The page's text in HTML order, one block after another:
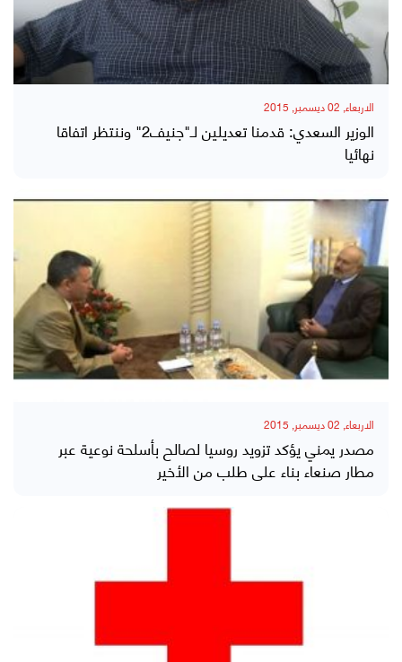
الاربعاء, 02 ديسمبر, 2015
الوزير السعدي: قدمنا تعديلين لـ"جنيف2" وننتظر اتفاقا
نهائيا
الاربعاء, 02 ديسمبر, 2015
مصدر يمني يؤكد تزويد روسيا لصالح بأسلحة نوعية عبر
مطار صنعاء بناء على طلب من الأخير